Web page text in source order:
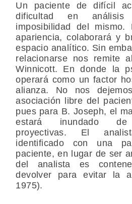
Un paciente de difícil
dificultad en
imposibilidad del mismo.
apariencia, colaborará y
espacio analítico. Sin
relacionarse nos remite
Winnicott. En donde la
operará como un factor
alianza. No nos
asociación libre del
pues para B. Joseph, el
estará inundado de
proyectivas. El
identificado con una
paciente, en lugar de ser
del analista es
devolver para evitar la
1975).